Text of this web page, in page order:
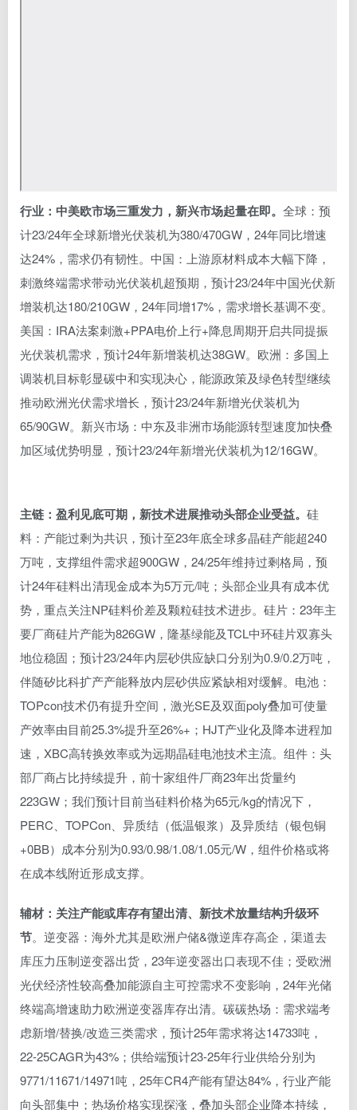
行业：中美欧市场三重发力，新兴市场起量在即。 全球：预
计23/24年全球新增光伏装机为380/470GW，24年同比增速
达24%，需求仍有韧性。中国：上游原材料成本大幅下降，
刺激终端需求带动光伏装机超预期，预计23/24年中国光伏新
增装机达180/210GW，24年同增17%，需求增长基调不变。
美国：IRA法案刺激+PPA电价上行+降息周期开启共同提振
光伏装机需求，预计24年新增装机达38GW。欧洲：多国上
调装机目标彰显碳中和实现决心，能源政策及绿色转型继续
推动欧洲光伏需求增长，预计23/24年新增光伏装机为
65/90GW。新兴市场：中东及非洲市场能源转型速度加快叠
加区域优势明显，预计23/24年新增光伏装机为12/16GW。
主链：盈利见底可期，新技术进展推动头部企业受益。 硅
料：产能过剩为共识，预计至23年底全球多晶硅产能超240
万吨，支撑组件需求超900GW，24/25年维持过剩格局，预
计24年硅料出清现金成本为5万元/吨；头部企业具有成本优
势，重点关注NP硅料价差及颗粒硅技术进步。硅片：23年主
要厂商硅片产能为826GW，隆基绿能及TCL中环硅片双寡头
地位稳固；预计23/24年内层砂供应缺口分别为0.9/0.2万吨，
伴随矽比科扩产产能释放内层砂供应紧缺相对缓解。电池：
TOPcon技术仍有提升空间，激光SE及双面poly叠加可使量
产效率由目前25.3%提升至26%+；HJT产业化及降本进程加
速，XBC高转换效率或为远期晶硅电池技术主流。组件：头
部厂商占比持续提升，前十家组件厂商23年出货量约
223GW；我们预计目前当硅料价格为65元/kg的情况下，
PERC、TOPCon、异质结（低温银浆）及异质结（银包铜
+0BB）成本分别为0.93/0.98/1.08/1.05元/W，组件价格或将
在成本线附近形成支撑。
辅材：关注产能或库存有望出清、新技术放量结构升级环
节。逆变器：海外尤其是欧洲户储&微逆库存高企，渠道去
库压力压制逆变器出货，23年逆变器出口表现不佳；受欧洲
光伏经济性较高叠加能源自主可控需求不变影响，24年光储
终端高增速助力欧洲逆变器库存出清。碳碳热场：需求端考
虑新增/替换/改造三类需求，预计25年需求将达14733吨，
22-25CAGR为43%；供给端预计23-25年行业供给分别为
9771/11671/14971吨，25年CR4产能有望达84%，行业产能
向头部集中；热场价格实现探涨，叠加头部企业降本持续，